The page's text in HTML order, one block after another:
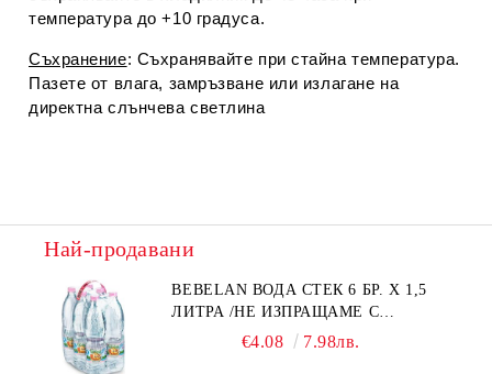
температура до +10 градуса.
Съхранение: Съхранявайте при стайна температура.
Пазете от влага, замръзване или излагане на
директна слънчева светлина
Най-продавани
BEBELAN ВОДА СТЕК 6 БР. Х 1,5
ЛИТРА /НЕ ИЗПРАЩАМЕ С
€4.08 7.98лв.